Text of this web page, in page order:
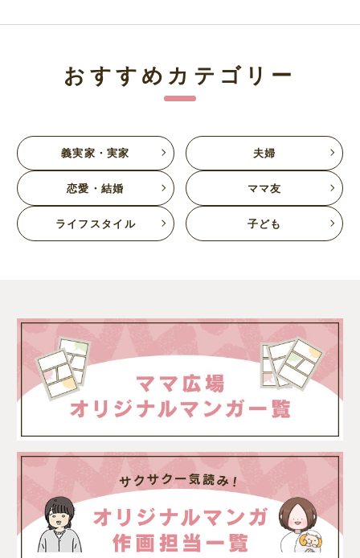
おすすめカテゴリー
義実家・実家 夫婦
恋愛・結婚 ママ友
ライフスタイル 子ども